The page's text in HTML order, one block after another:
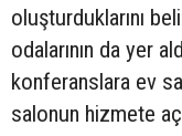
oluşturduklarını
odalarının da yer
konferanslara ev
salonun hizmete